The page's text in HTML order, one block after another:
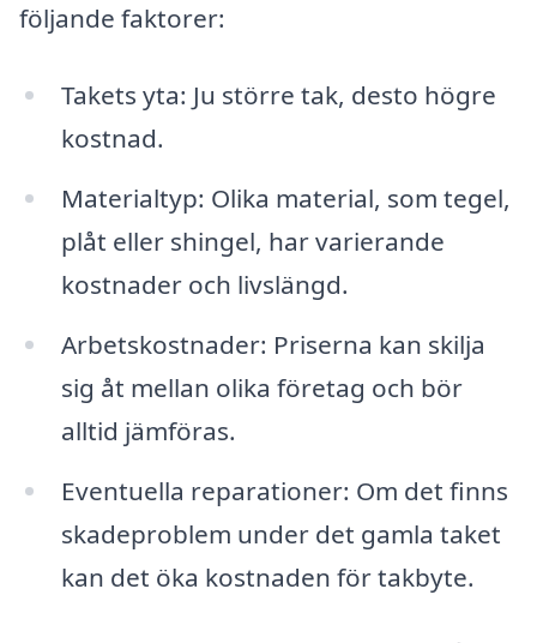
följande faktorer:
Takets yta: Ju större tak, desto högre
kostnad.
Materialtyp: Olika material, som tegel,
plåt eller shingel, har varierande
kostnader och livslängd.
Arbetskostnader: Priserna kan skilja
sig åt mellan olika företag och bör
alltid jämföras.
Eventuella reparationer: Om det finns
skadeproblem under det gamla taket
kan det öka kostnaden för takbyte.